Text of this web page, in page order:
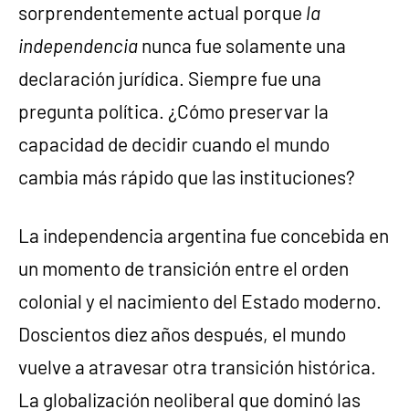
sorprendentemente actual porque la
independencia nunca fue solamente una
declaración jurídica. Siempre fue una
pregunta política. ¿Cómo preservar la
capacidad de decidir cuando el mundo
cambia más rápido que las instituciones?
La independencia argentina fue concebida en
un momento de transición entre el orden
colonial y el nacimiento del Estado moderno.
Doscientos diez años después, el mundo
vuelve a atravesar otra transición histórica.
La globalización neoliberal que dominó las